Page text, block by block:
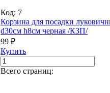
Код: 7
Корзина для посадки
d30см h8см черная /КЗП/
99 ₽
Купить
Всего страниц: